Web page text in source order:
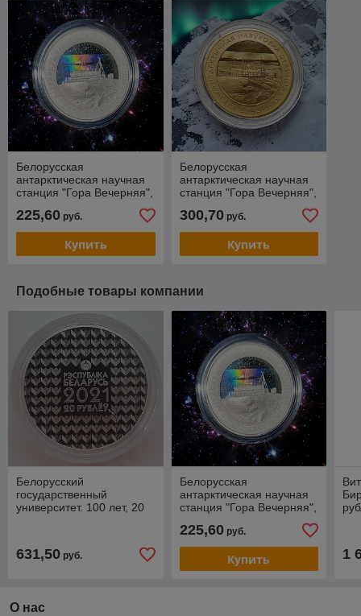
Белорусская
антарктическая научная
станция "Гора Вечерняя",
225,60 руб.
Купить
Белорусская
антарктическая научная
станция "Гора Вечерняя",
позолота, BelCoinArt
300,70руб.
Купить
Подобные товары компании
Белорусский
государственный
университет. 100 лет, 20
631,50 руб.
Белорусская
антарктическая научная
станция "Гора Вечерняя",
225,60руб.
Купить 1
О нас